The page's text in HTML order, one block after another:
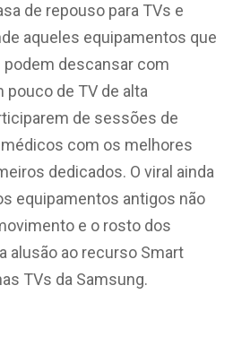
de repouso para TVs e
aqueles equipamentos que
descansar com
de TV de alta
de sessões de
com os melhores
dedicados. O viral ainda
equipamentos antigos não
e o rosto dos
alusão ao recurso Smart
TVs da Samsung.